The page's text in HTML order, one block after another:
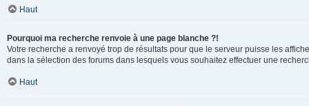
Haut
Pourquoi ma recherche renvoie à une page blanche ?!
Votre recherche a renvoyé trop de résultats pour que le serveur puisse les
dans la sélection des forums dans lesquels vous souhaitez effectuer une
Haut